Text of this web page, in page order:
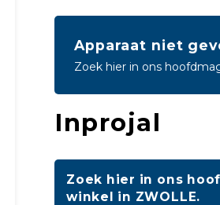
Apparaat niet
Zoek hier in ons
Inprojal
Zoek hier in ons
winkel in ZWOLLE.